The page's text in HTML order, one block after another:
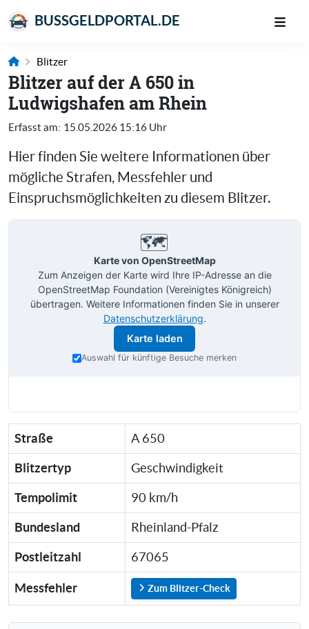
BUSSGELDPORTAL.DE
Blitzer
Blitzer auf der A 650 in
Ludwigshafen am Rhein
Erfasst am: 15.05.2026 15:16 Uhr
Hier finden Sie weitere Informationen über
mögliche Strafen, Messfehler und
Einspruchsmöglichkeiten zu diesem Blitzer.
🗺️
Karte von OpenStreetMap
Zum Anzeigen der Karte wird Ihre IP-Adresse an die
OpenStreetMap Foundation (Vereinigtes Königreich)
übertragen. Weitere Informationen finden Sie in unserer
Datenschutzerklärung.
Karte laden
Auswahl für künftige Besuche merken
Straße A 650
Blitzertyp Geschwindigkeit
Tempolimit 90 km/h
Bundesland Rheinland-Pfalz
Postleitzahl 67065
Messfehler Zum Blitzer-Check